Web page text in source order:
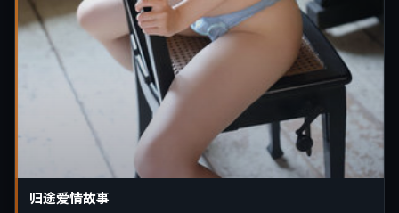
归途爱情故事